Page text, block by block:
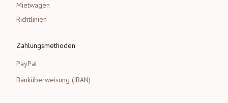
Mietwagen
Richtlinien
Zahlungsmethoden
PayPal
Banküberweisung (IBAN)